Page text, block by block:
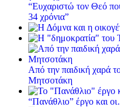
“Ευχαριστώ τον Θεό
34 χρόνια”
Από την παιδική χαρά
Μητσοτάκη
“Πανάθλιο” έργο και